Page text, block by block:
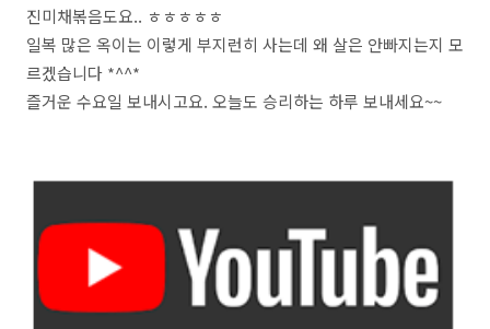
진미채볶음도요.. ㅎㅎㅎㅎㅎ
일복 많은 옥이는 이렇게 부지런히 사는데 왜 살은 안빠지는지 모
르겠습니다 *^^*
즐거운 수요일 보내시고요. 오늘도 승리하는 하루 보내세요~~